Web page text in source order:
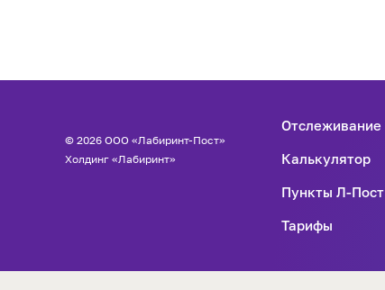
© 2026 ООО «Лабиринт-Пост»
Холдинг «Лабиринт»
Отслеживание
Калькулятор
Пункты Л-Пост
Тарифы